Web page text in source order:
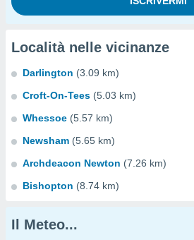
Località nelle vicinanze
Darlington (3.09 km)
Croft-On-Tees (5.03 km)
Whessoe (5.57 km)
Newsham (5.65 km)
Archdeacon Newton (7.26 km)
Bishopton (8.74 km)
Il Meteo...